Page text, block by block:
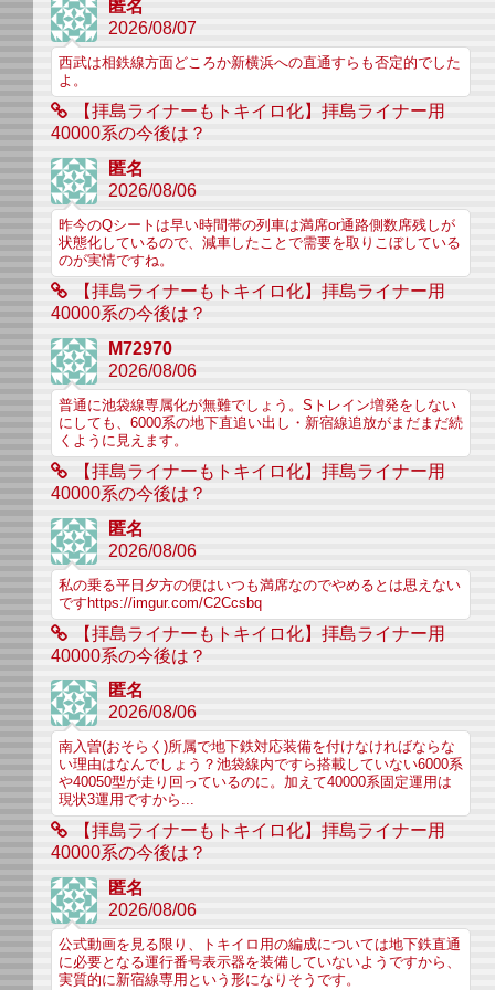
匿名
2026/08/07
西武は相鉄線方面どころか新横浜への直通すらも否定的でした
よ。
【拝島ライナーもトキイロ化】拝島ライナー用
40000系の今後は？
匿名
2026/08/06
昨今のQシートは早い時間帯の列車は満席or通路側数席残しが
状態化しているので、減車したことで需要を取りこぼしている
のが実情ですね。
【拝島ライナーもトキイロ化】拝島ライナー用
40000系の今後は？
M72970
2026/08/06
普通に池袋線専属化が無難でしょう。Sトレイン増発をしない
にしても、6000系の地下直追い出し・新宿線追放がまだまだ続
くように見えます。
【拝島ライナーもトキイロ化】拝島ライナー用
40000系の今後は？
匿名
2026/08/06
私の乗る平日夕方の便はいつも満席なのでやめるとは思えない
ですhttps://imgur.com/C2Ccsbq
【拝島ライナーもトキイロ化】拝島ライナー用
40000系の今後は？
匿名
2026/08/06
南入曽(おそらく)所属で地下鉄対応装備を付けなければならな
い理由はなんでしょう？池袋線内ですら搭載していない6000系
や40050型が走り回っているのに。加えて40000系固定運用は
現状3運用ですから...
【拝島ライナーもトキイロ化】拝島ライナー用
40000系の今後は？
匿名
2026/08/06
公式動画を見る限り、トキイロ用の編成については地下鉄直通
に必要となる運行番号表示器を装備していないようですから、
実質的に新宿線専用という形になりそうです。